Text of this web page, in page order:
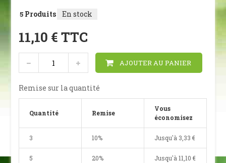
5 Produits En stock
11,10 € TTC
AJOUTER AU PANIER
Remise sur la quantité
Quantité Remise
Vous
économisez
3 10% Jusqu'à 3,33 €
5 20% Jusqu'à 11,10 €